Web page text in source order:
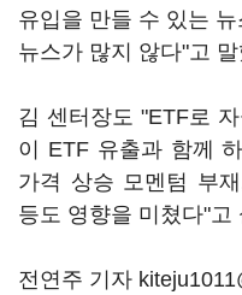
유입을 만들 수 있는
뉴스가 많지 않다"고
김 센터장도 "ETF로
이 ETF 유출과 함께
가격 상승 모멘텀 부
등도 영향을 미쳤다"고
전연주 기자